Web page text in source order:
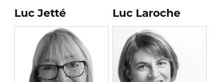
Luc Jetté Luc Laroche